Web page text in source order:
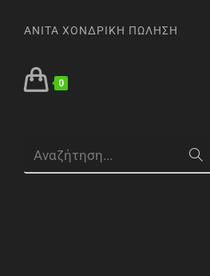
ANITA ΧΟΝΔΡΙΚΉ ΠΏΛΗΣΗ
0
Αναζήτηση...